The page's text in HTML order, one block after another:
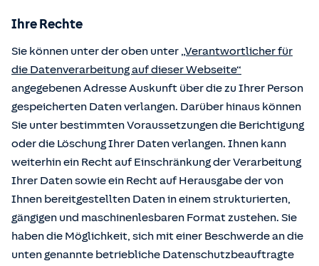
Ihre Rechte
Sie können unter der oben unter „Verantwortlicher für
die Datenverarbeitung auf dieser Webseite“
angegebenen Adresse Auskunft über die zu Ihrer Person
gespeicherten Daten verlangen. Darüber hinaus können
Sie unter bestimmten Voraussetzungen die Berichtigung
oder die Löschung Ihrer Daten verlangen. Ihnen kann
weiterhin ein Recht auf Einschränkung der Verarbeitung
Ihrer Daten sowie ein Recht auf Herausgabe der von
Ihnen bereitgestellten Daten in einem strukturierten,
gängigen und maschinenlesbaren Format zustehen. Sie
haben die Möglichkeit, sich mit einer Beschwerde an die
unten genannte betriebliche Datenschutzbeauftragte